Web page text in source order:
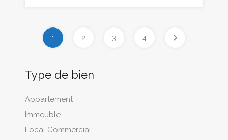
1 2 3 4
Type de bien
Appartement
Immeuble
Local Commercial